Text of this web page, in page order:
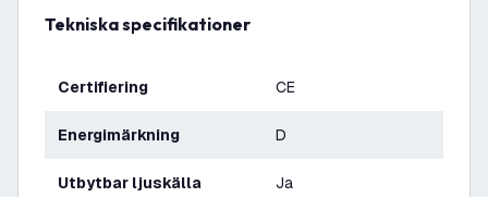
Tekniska specifikationer
Certifiering CE
Energimärkning D
Utbytbar ljuskälla Ja